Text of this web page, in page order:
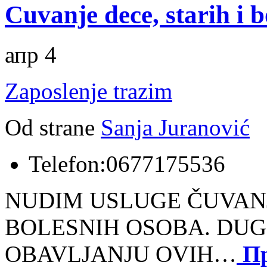
Cuvanje dece, starih i
апр 4
Zaposlenje trazim
Od strane Sanja Juranović
Telefon:0677175536
NUDIM USLUGE
BOLESNIH OSOBA.
OBAVLJANJU OVIH…